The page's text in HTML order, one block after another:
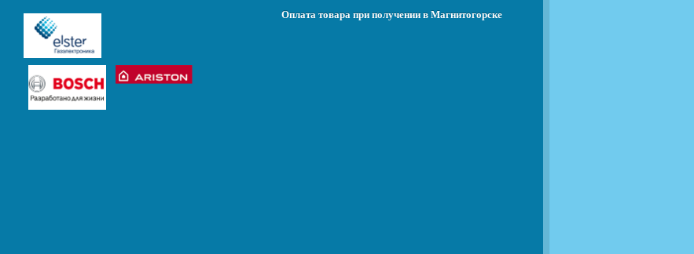
Оплата товара при получении в Магнитогорске